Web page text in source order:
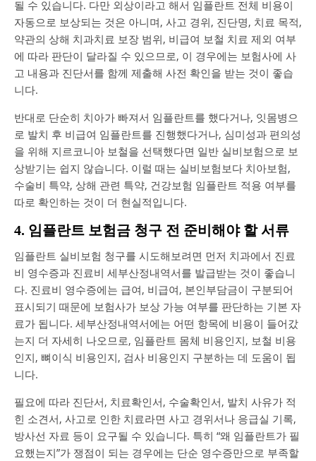
될 수 있습니다. 다만 외상이라고 해서 임플란트 전체 비용이
자동으로 보상되는 것은 아니며, 사고 경위, 진단명, 치료 목적,
약관의 상해 치과치료 보장 범위, 비급여 보철 치료 제외 여부
에 따라 판단이 달라질 수 있으므로, 이 경우에는 보험사에 사
고 내용과 진단서를 함께 제출해 사전 확인을 받는 것이 좋습
니다.
반대로 단순히 치아가 빠져서 임플란트를 했다거나, 잇몸병으
로 발치 후 비급여 임플란트를 진행했다거나, 심미성과 편의성
을 위해 지르코니아 보철을 선택했다면 일반 실비보험으로 보
상받기는 쉽지 않습니다. 이럴 때는 실비보험보다 치아보험,
수술비 특약, 상해 관련 특약, 건강보험 임플란트 적용 여부를
따로 확인하는 것이 더 현실적입니다.
4. 임플란트 보험금 청구 전 준비해야 할 서류
임플란트 실비보험 청구를 시도해보려면 먼저 치과에서 진료
비 영수증과 진료비 세부산정내역서를 발급받는 것이 좋습니
다. 진료비 영수증에는 급여, 비급여, 본인부담금이 구분되어
표시되기 때문에 보험사가 보상 가능 여부를 판단하는 기본 자
료가 됩니다. 세부산정내역서에는 어떤 항목에 비용이 들어갔
는지 더 자세히 나오므로, 임플란트 몸체 비용인지, 보철 비용
인지, 뼈이식 비용인지, 검사 비용인지 구분하는 데 도움이 됩
니다.
필요에 따라 진단서, 치료확인서, 수술확인서, 발치 사유가 적
힌 소견서, 사고로 인한 치료라면 사고 경위서나 응급실 기록,
방사선 자료 등이 요구될 수 있습니다. 특히 “왜 임플란트가 필
요했는지”가 쟁점이 되는 경우에는 단순 영수증만으로 부족할